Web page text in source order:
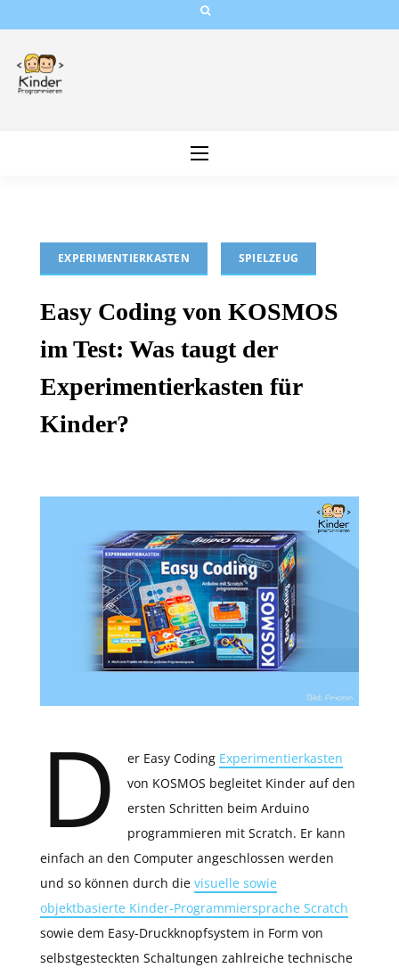
content
EXPERIMENTIERKASTEN SPIELZEUG
Easy Coding von KOSMOS
im Test: Was taugt der
Experimentierkasten für
Kinder?
D er Easy Coding Experimentierkasten
von KOSMOS begleitet Kinder auf den
ersten Schritten beim Arduino
programmieren mit Scratch. Er kann
einfach an den Computer angeschlossen werden
und so können durch die visuelle sowie
objektbasierte Kinder-Programmiersprache Scratch
sowie dem Easy-Druckknopfsystem in Form von
selbstgesteckten Schaltungen zahlreiche technische